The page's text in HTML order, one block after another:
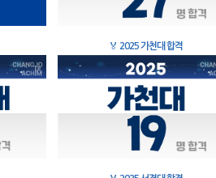
🏅 2025 가천대 합격